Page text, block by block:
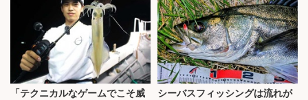
「テクニカルなゲームでこそ威
シーバスフィッシングは流れが